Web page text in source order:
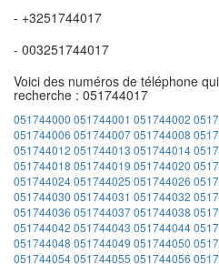
- +3251744017
- 003251744017
Voici des numéros de téléphone
recherche : 051744017
051744000 051744001 051744002
051744006 051744007051744008
051744012 051744013 051744014
051744018 051744019 051744020
051744024051744025 051744026
051744030 051744031 051744032
051744036 051744037051744038
051744042 051744043 051744044
051744048 051744049 051744050
051744054051744055 051744056